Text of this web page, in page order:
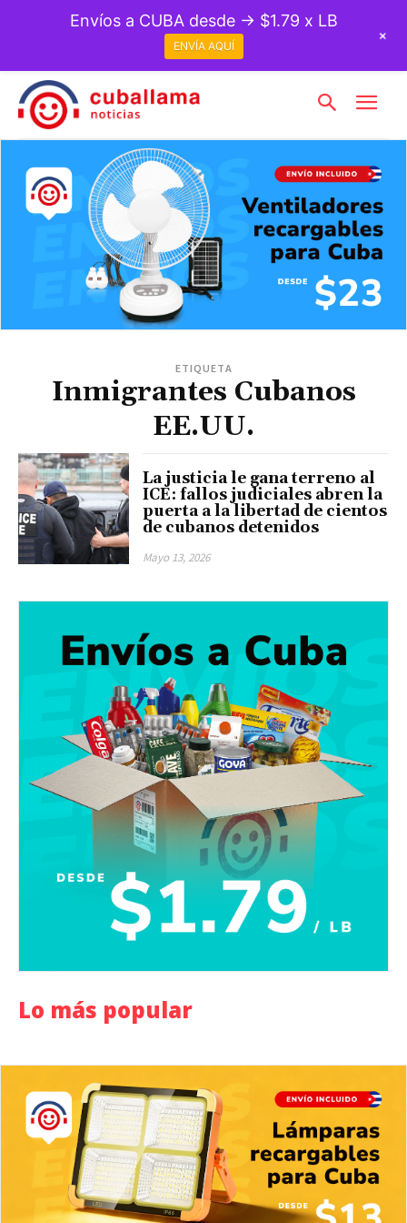
ETIQUETA
Inmigrantes Cubanos
EE.UU.
La justicia le gana terreno al
ICE: fallos judiciales abren la
puerta a la libertad de cientos
de cubanos detenidos
Mayo 13, 2026
Lo más popular
Envíos a CUBA desde → $1.79 x LB
ENVÍA AQUÍ
+